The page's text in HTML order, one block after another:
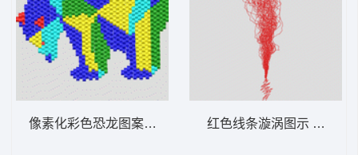
像素化彩色恐龙图案 男装 红色线条漩涡图示 男装